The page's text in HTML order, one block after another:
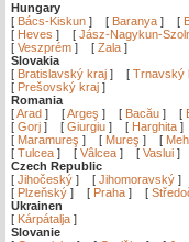
Hungary
[ Bács-Kiskun ] [ Baranya ] [
[ Heves ] [ Jász-Nagykun-
[ Veszprém ] [ Zala ]
Slovakia
[ Bratislavský kraj ] [ Trnavský
[ Prešovský kraj ]
Romania
[Arad ] [Argeş ] [ Bacău ] [
[ Gorj ] [ Giurgiu ] [ Harghita ]
[ Maramureş ] [ Mureş ] [
[ Tulcea ] [ Vâlcea ] [ Vaslui ]
Czech Republic
[ Jihočeský ] [ Jihomoravský ]
[ Plzeňský ] [ Praha ] [
Ukrainen
[ Kárpátalja ]
Slovanie